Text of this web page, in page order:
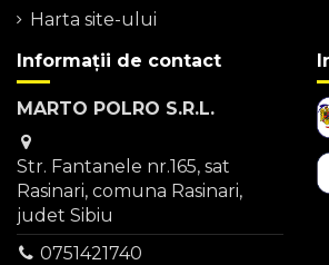
Harta site-ului
Informații de contact
MARTO POLRO S.R.L.
Str. Fantanele nr.165, sat
Rasinari, comuna Rasinari,
judet Sibiu
0751421740